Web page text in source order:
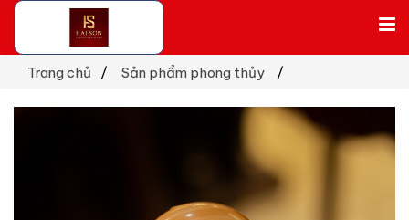
Trang chủ Sản phẩm phong thủy